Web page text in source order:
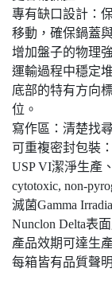
專有缺口設計：
移動，確保鍋蓋
增加盤子的物理
運輸過程中穩定
底部的特有方向
位。
寫作區：清楚找
可重複密封包裝
USP VI潔淨生產
cytotoxic, non-
滅菌Gamma
Nunclon Delta表
產品效期可達生
每箱皆有品質聲